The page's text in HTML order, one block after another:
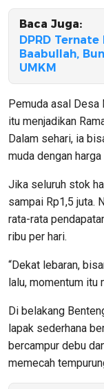
Baca Juga:
DPRD
Baabullah,
UMKM
Pemuda asal Desa
itu menjadikan
Dalam sehari, ia
muda dengan
Jika seluruh stok
sampai Rp1,5 juta.
rata-rata
ribu per hari.
“Dekat lebaran,
lalu, momentum itu
Di belakang
lapak sederhana
bercampur debu
memecah